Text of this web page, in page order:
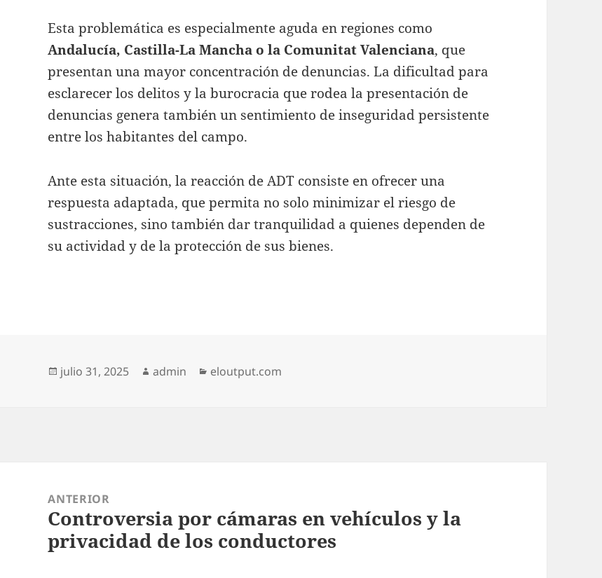
Esta problemática es especialmente aguda en regiones como
Andalucía, Castilla-La Mancha o la Comunitat Valenciana, que
presentan una mayor concentración de denuncias. La dificultad para
esclarecer los delitos y la burocracia que rodea la presentación de
denuncias genera también un sentimiento de inseguridad persistente
entre los habitantes del campo.
Ante esta situación, la reacción de ADT consiste en ofrecer una
respuesta adaptada, que permita no solo minimizar el riesgo de
sustracciones, sino también dar tranquilidad a quienes dependen de
su actividad y de la protección de sus bienes.
Publicado
julio 31, 2025 Autor
admin Categorías
eloutput.com
entradas
ANTERIOR
Entrada
anterior:
Controversia por cámaras en vehículos y la
privacidad de los conductores